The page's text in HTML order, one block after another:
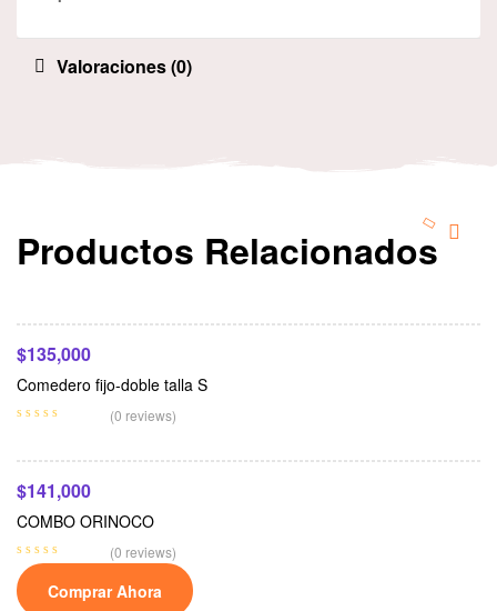
Valoraciones (0)
Productos Relacionados
Seleccionar Opciones
$135,000
Comedero fijo-doble talla S
(0 reviews)
$141,000
COMBO ORINOCO
(0 reviews)
Comprar Ahora Seleccionar Opciones